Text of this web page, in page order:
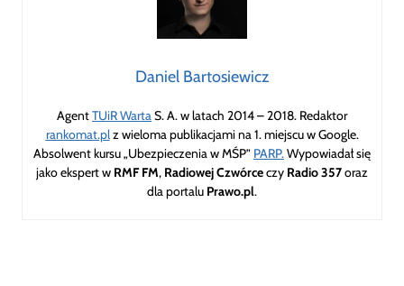
Daniel Bartosiewicz
AgentTUiR WartaS. A. w latach 2014 – 2018. Redaktor
rankomat.plz wieloma publikacjami na 1. miejscu w Google.
Absolwent kursu „Ubezpieczenia w MŚP” PARP.Wypowiadał się
jako ekspert w RMF FM, Radiowej Czwórceczy Radio 357oraz
dla portalu Prawo.pl.